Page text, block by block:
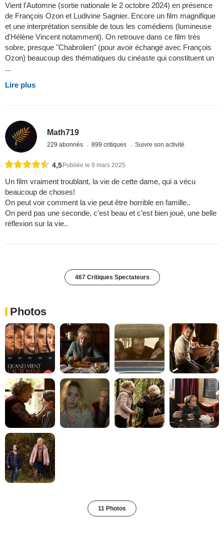
Vient l'Automne (sortie nationale le 2 octobre 2024) en présence
de François Ozon et Ludivine Sagnier. Encore un film magnifique
et une interprétation sensible de tous les comédiens (lumineuse
d'Hélène Vincent notamment). On retrouve dans ce film très
sobre, presque "Chabrolien" (pour avoir échangé avec François
Ozon) beaucoup des thématiques du cinéaste qui constituent un
...
Lire plus
Math719
229 abonnés 899 critiques Suivre son activité
4,5 Publiée le 9 mars 2025
Un film vraiment troublant, la vie de cette dame, qui a vécu
beaucoup de choses!
On peut voir comment la vie peut être horrible en famille..
On perd pas une seconde, c’est beau et c’est bien joué, une belle
réflexion sur la vie..
467 Critiques Spectateurs
Photos
11 Photos